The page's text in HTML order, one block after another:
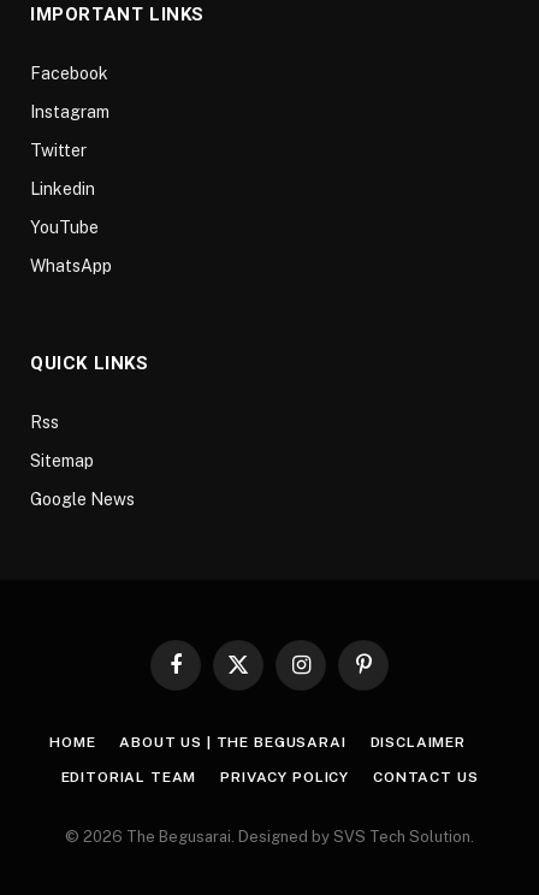
IMPORTANT LINKS
Facebook
Instagram
Twitter
Linkedin
YouTube
WhatsApp
QUICK LINKS
Rss
Sitemap
Google News
Facebook
X
InstagramPinterest
HOME ABOUT US | THE BEGUSARAI DISCLAIMER
EDITORIAL TEAM PRIVACY POLICY CONTACT US
© 2026 The Begusarai. Designed by SVS Tech Solution.